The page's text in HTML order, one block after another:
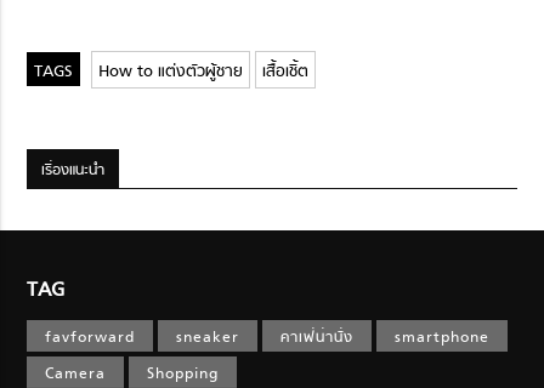
How to แต่งตัวผู้ชาย เสื้อเชิ้ต
เรื่องแนะนำ
TAG
favforward sneaker คาเฟ่น่านั่ง
smartphone
Camera
Shopping